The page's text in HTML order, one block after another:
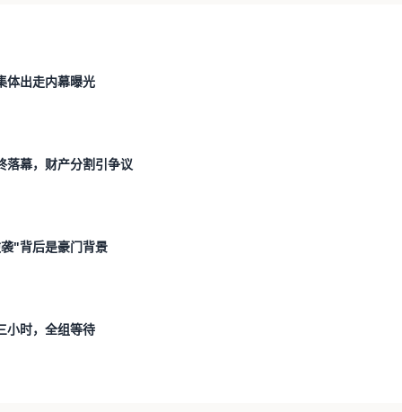
体出走内幕曝光
落幕，财产分割引争议
"背后是豪门背景
小时，全组等待